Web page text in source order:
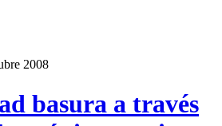
2008
basura a través